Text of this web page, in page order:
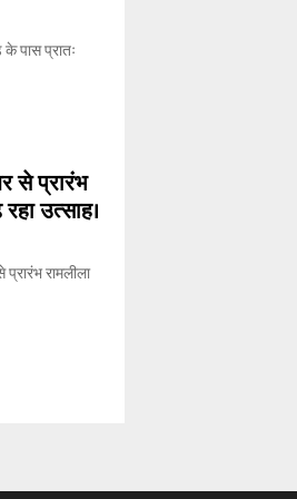
के पास प्रातः
से प्रारंभ
उत्साह।
प्रारंभ रामलीला